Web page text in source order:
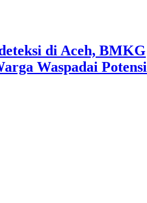
di Aceh, BMKG
Waspadai Potensi